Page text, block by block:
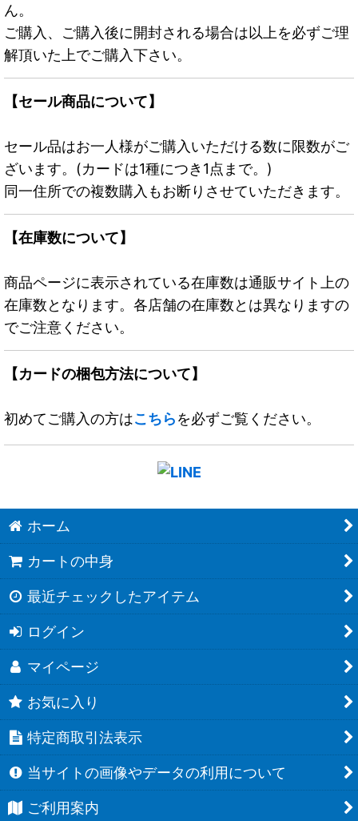
ん。
ご購入、ご購入後に開封される場合は以上を必ずご理
解頂いた上でご購入下さい。
【セール商品について】
セール品はお一人様がご購入いただける数に限数がご
ざいます。(カードは1種につき1点まで。)
同一住所での複数購入もお断りさせていただきます。
【在庫数について】
商品ページに表示されている在庫数は通販サイト上の
在庫数となります。各店舗の在庫数とは異なりますの
でご注意ください。
【カードの梱包方法について】
初めてご購入の方はこちらを必ずご覧ください。
ホーム
カートの中身
最近チェックしたアイテム
ログイン
マイページ
お気に入り
特定商取引法表示
当サイトの画像やデータの利用について
ご利用案内